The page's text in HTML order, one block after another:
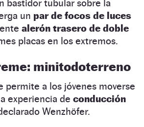
bastidor tubular sobre la
un par de focos de luces
alerón trasero de doble
placas en los extremos.
minitodoterreno
permite a los jóvenes moverse
experiencia de conducción
Wenzhöfer.